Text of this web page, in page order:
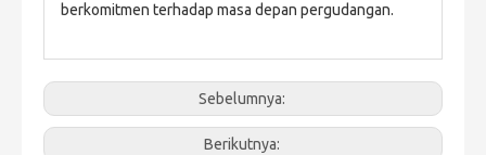
berkomitmen terhadap masa depan pergudangan.
Sebelumnya:
Berikutnya: